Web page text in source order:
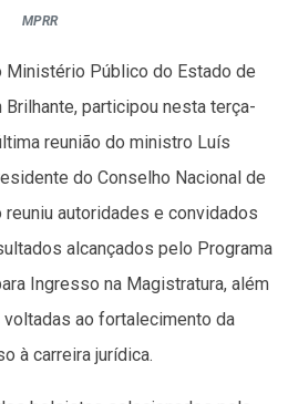
MPRR
Público do Estado de
Brilhante, participou nesta terça-
reunião do ministro Luís
do Conselho Nacional de
autoridades e convidados
alcançados pelo Programa
Ingresso na Magistratura, além
ao fortalecimento da
à carreira jurídica.